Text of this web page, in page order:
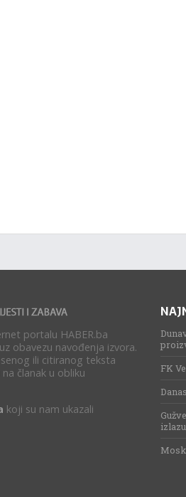
portalu HABER.ba
obavezu navođenja izvora.
ili citiranog teksta
članak u obliku
koji su nam ukazali
FK